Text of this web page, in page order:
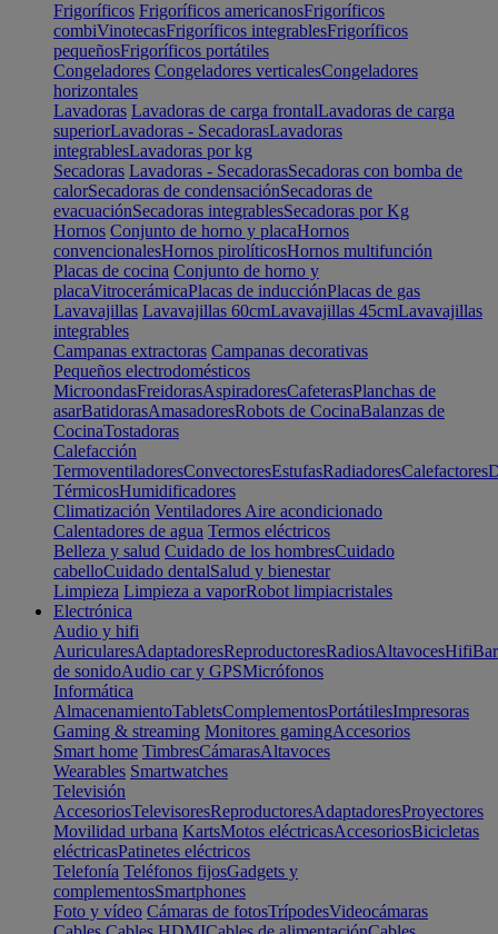
Frigoríficos Frigoríficos americanosFrigoríficos
combiVinotecasFrigoríficos integrablesFrigoríficos
pequeñosFrigoríficos portátiles
Congeladores Congeladores verticalesCongeladores
horizontales
Lavadoras Lavadoras de carga frontalLavadoras de carga
superiorLavadoras - SecadorasLavadoras
integrablesLavadoras por kg
Secadoras Lavadoras - SecadorasSecadoras con bomba de
calorSecadoras de condensaciónSecadoras de
evacuaciónSecadoras integrablesSecadoras por Kg
Hornos Conjunto de horno y placaHornos
convencionalesHornos pirolíticosHornos multifunción
Placas de cocina Conjunto de horno y
placaVitrocerámicaPlacas de inducciónPlacas de gas
Lavavajillas Lavavajillas 60cmLavavajillas 45cmLavavajillas
integrables
Campanas extractoras Campanas decorativas
Pequeños electrodomésticos
MicroondasFreidorasAspiradoresCafeterasPlanchas de
asarBatidorasAmasadoresRobots de CocinaBalanzas de
CocinaTostadoras
Calefacción
TermoventiladoresConvectoresEstufasRadiadoresCalefactores
TérmicosHumidificadores
Climatización Ventiladores Aire acondicionado
Calentadores de agua Termos eléctricos
Belleza y salud Cuidado de los hombresCuidado
cabelloCuidado dentalSalud y bienestar
Limpieza Limpieza a vaporRobot limpiacristales
Electrónica
Audio y hifi
AuricularesAdaptadoresReproductoresRadiosAltavocesHifi
de sonidoAudio car y GPSMicrófonos
Informática
AlmacenamientoTabletsComplementosPortátilesImpresoras
Gaming & streaming Monitores gamingAccesorios
Smart home TimbresCámarasAltavoces
Wearables Smartwatches
Televisión
AccesoriosTelevisoresReproductoresAdaptadoresProyectores
Movilidad urbana KartsMotos eléctricasAccesoriosBicicletas
eléctricasPatinetes eléctricos
Telefonía Teléfonos fijosGadgets y
complementosSmartphones
Foto y vídeo Cámaras de fotosTrípodesVideocámaras